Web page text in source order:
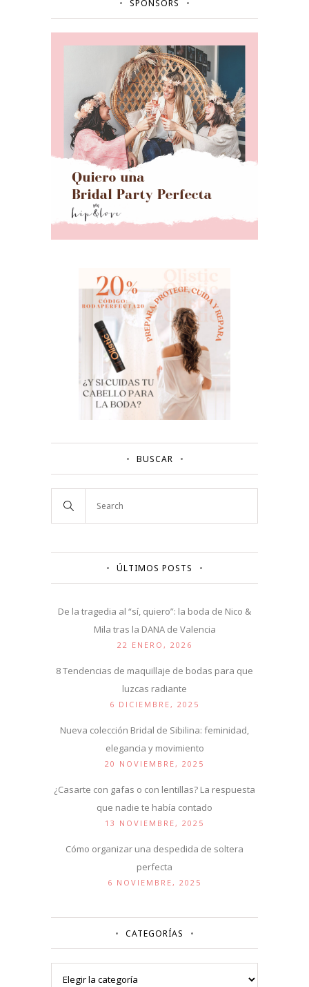
SPONSORS
BUSCAR
ÚLTIMOS POSTS
De la tragedia al “sí, quiero”: la boda de Nico &
Mila tras la DANA de Valencia
22 ENERO, 2026
8 Tendencias de maquillaje de bodas para que
luzcas radiante
6 DICIEMBRE, 2025
Nueva colección Bridal de Sibilina: feminidad,
elegancia y movimiento
20 NOVIEMBRE, 2025
¿Casarte con gafas o con lentillas? La respuesta
que nadie te había contado
13 NOVIEMBRE, 2025
Cómo organizar una despedida de soltera
perfecta
6 NOVIEMBRE, 2025
CATEGORÍAS